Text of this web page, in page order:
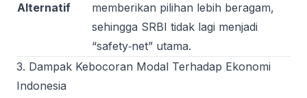
Alternatif
memberikan pilihan lebih beragam,
sehingga SRBI tidak lagi menjadi
“safety‑net” utama.
3. Dampak Kebocoran Modal Terhadap Ekonomi
Indonesia